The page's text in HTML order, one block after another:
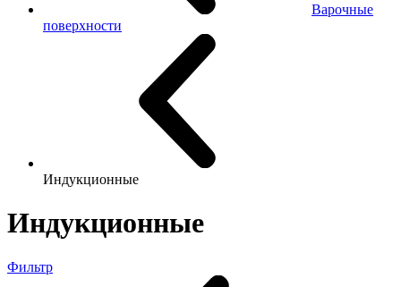
Варочные
поверхности
Индукционные
Индукционные
Фильтр